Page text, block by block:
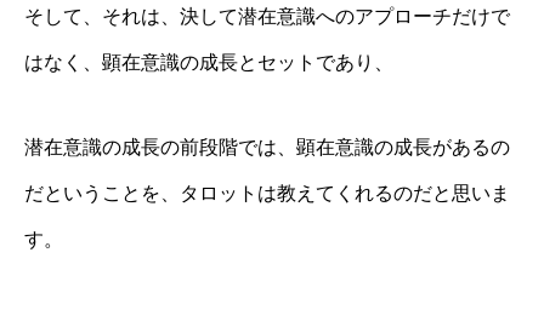
そして、それは、決して潜在意識へのアプローチだけで
はなく、顕在意識の成長とセットであり、
潜在意識の成長の前段階では、顕在意識の成長があるの
だということを、タロットは教えてくれるのだと思いま
す。